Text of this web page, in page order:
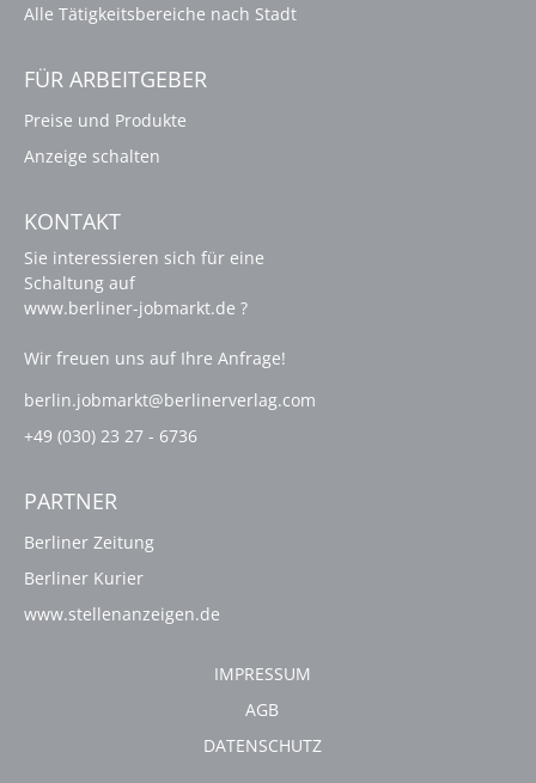
Alle Tätigkeitsbereiche nach Stadt
FÜR ARBEITGEBER
Preise und Produkte
Anzeige schalten
KONTAKT
Sie interessieren sich für eine
Schaltung auf
www.berliner-jobmarkt.de ?
Wir freuen uns auf Ihre Anfrage!
berlin.jobmarkt@berlinerverlag.com
+49 (030) 23 27 - 6736
PARTNER
Berliner Zeitung
Berliner Kurier
www.stellenanzeigen.de
IMPRESSUM
AGB
DATENSCHUTZ